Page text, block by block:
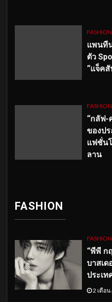
FASHION
แพนที
ตัว
“แจ็คสั
FASHION
“กลัฟ-
ของป
แฟชั่น
ลาน
FASHION
FASHION
“พีพี ก
บาสเ
ประเท
2 เดือน